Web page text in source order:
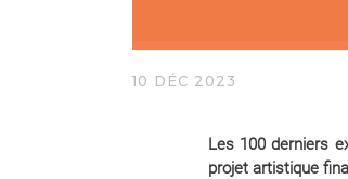
10 DÉC 2023
Les 100 derniers
projet artistique